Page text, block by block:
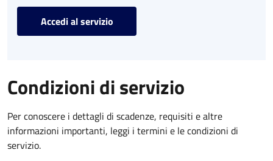
Accedi al servizio
Condizioni di servizio
Per conoscere i dettagli di scadenze, requisiti e altre
informazioni importanti, leggi i termini e le condizioni di
servizio.